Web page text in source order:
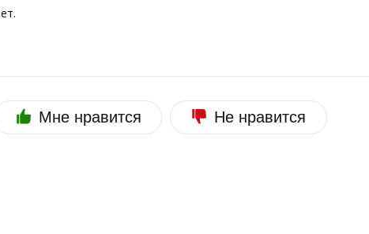
Мне нравится Не нравится